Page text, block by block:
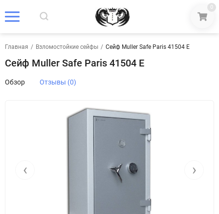
0
Главная / Взломостойкие сейфы / Сейф Muller Safe Paris 41504 E
Сейф Muller Safe Paris 41504 E
Обзор Отзывы (0)
‹ ›